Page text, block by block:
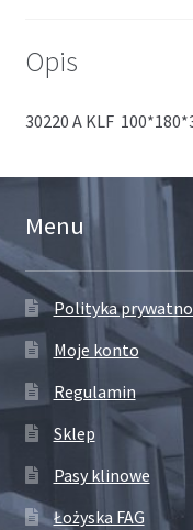
Opis
30220 A KLF
Menu
Polityka
Moje konto
Regulamin
Sklep
Pasy klinowe
Łożyska FAG